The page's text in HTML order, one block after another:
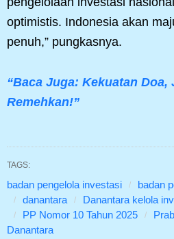
optimistis. Indonesia akan
penuh,” pungkasnya.
“Baca Juga: Kekuatan Doa,
Remehkan!”
TAGS:
badan pengelola investasi
badan
danantara
Danantara kelola
PP Nomor 10 Tahun 2025
Danantara